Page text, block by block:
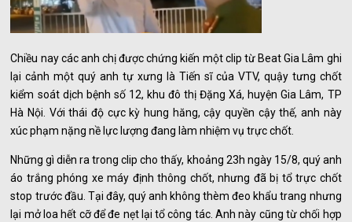
Chiều nay các anh chị được chứng kiến một clip từ Beat Gia Lâm ghi
lại cảnh một quý anh tự xưng là Tiến sĩ của VTV, quậy tưng chốt
kiểm soát dịch bệnh số 12, khu đô thị Đặng Xá, huyện Gia Lâm, TP
Hà Nội. Với thái độ cực kỳ hung hăng, cậy quyền cậy thế, anh này
xúc phạm nặng nề lực lượng đang làm nhiệm vụ trực chốt.
Những gì diễn ra trong clip cho thấy, khoảng 23h ngày 15/8, quý anh
áo trắng phóng xe máy định thông chốt, nhưng đã bị tổ trực chốt
stop trước đầu. Tại đây, quý anh không thèm đeo khẩu trang nhưng
lại mở loa hết cỡ để đe nẹt lại tổ công tác. Anh này cũng từ chối hợp